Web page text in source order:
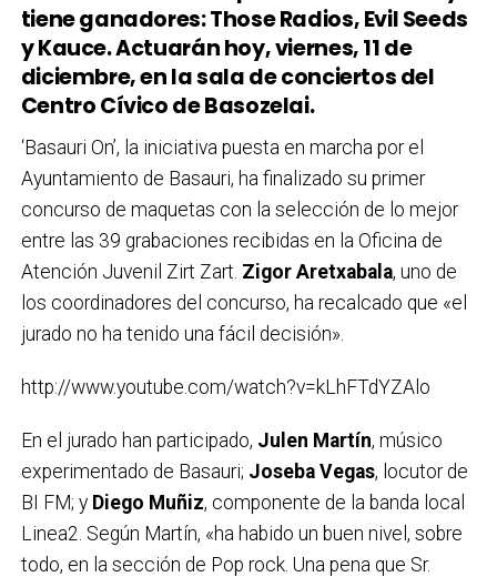
tiene ganadores: Those Radios, Evil Seeds
y Kauce. Actuarán hoy, viernes, 11 de
diciembre, en la sala de conciertos del
Centro Cívico de Basozelai.
‘Basauri On’, la iniciativa puesta en marcha por el
Ayuntamiento de Basauri, ha finalizado su primer
concurso de maquetas con la selección de lo mejor
entre las 39 grabaciones recibidas en la Oficina de
Atención Juvenil Zirt Zart. Zigor Aretxabala, uno de
los coordinadores del concurso, ha recalcado que «el
jurado no ha tenido una fácil decisión».
http://www.youtube.com/watch?v=kLhFTdYZAlo
En el jurado han participado, Julen Martín, músico
experimentado de Basauri; Joseba Vegas, locutor de
BI FM; y Diego Muñiz, componente de la banda local
Linea2. Según Martín, «ha habido un buen nivel, sobre
todo, en la sección de Pop rock. Una pena que Sr.